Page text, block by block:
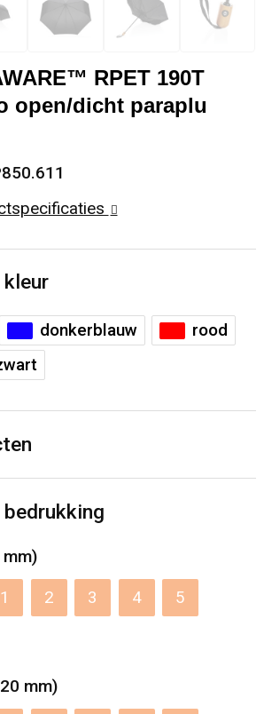
en Lanyards
en buiten
en Fiets
tassen
RPET 190T
open/dicht paraplu
kleur
donkerblauw
rood
1 2 3 4 5
mm)